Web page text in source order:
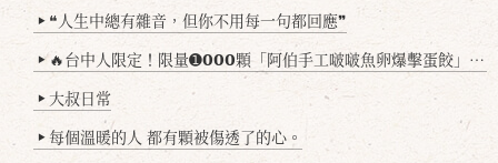
▶ ❝人生中總有雜音，但你不用每一句都回應❞
▶ 🔥台中人限定！限量➊𝟬𝟬𝟬顆「阿伯手工啵啵魚卵爆擊蛋餃」台北已被搶爆2萬顆，最後名額門前隱味只留給你！🥟💥
▶ 大叔日常
▶ 每個溫暖的人 都有顆被傷透了的心。